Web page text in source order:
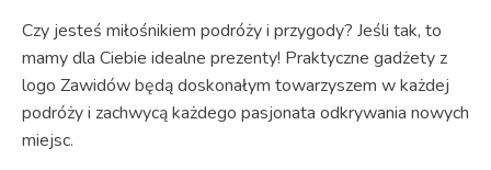
Czy jesteś miłośnikiem podróży i przygody? Jeśli tak, to
mamy dla Ciebie idealne prezenty! Praktyczne gadżety z
logo Zawidów będą doskonałym towarzyszem w każdej
podróży i zachwycą każdego pasjonata odkrywania nowych
miejsc.